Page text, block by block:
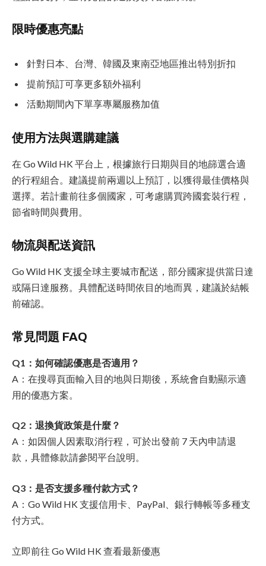
限時優惠亮點
針對日本、台灣、韓國及東南亞地區推出特別折扣
提前預訂可享更多額外福利
活動期間內下單享專屬服務加值
使用方法與選購建議
在 Go Wild HK 平台上，根據旅行日期與目的地篩選合適
的行程組合。建議提前兩週以上預訂，以獲得最佳價格與
選擇。若計畫前往多個國家，可考慮購買跨國套裝行程，
節省時間與費用。
物流與配送資訊
Go Wild HK 支援全球主要城市配送，部分國家提供當日達
或隔日達服務。具體配送時間依目的地而異，建議於結帳
前確認。
常見問題 FAQ
Q1：如何確認優惠是否適用？
A：在搜尋頁面輸入目的地與日期後，系統會自動顯示適
用的優惠方案。
Q2：退換貨政策是什麼？
A：如因個人因素取消行程，可於出發前 7 天內申請退
款，具體條款請參閱平台說明。
Q3：是否支援多種付款方式？
A：Go Wild HK 支援信用卡、PayPal、銀行轉帳等多種支
付方式。
立即前往 Go Wild HK 查看最新優惠